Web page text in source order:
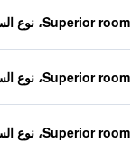
Superior room، نوع السرير غير معروف
Superior room، نوع السرير غير معروف
Superior room، نوع السرير غير معروف